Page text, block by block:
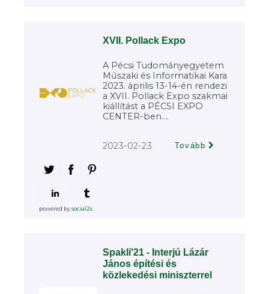
XVII. Pollack Expo
A Pécsi Tudományegyetem
Műszaki és Informatikai Kara
2023. április 13-14-én rendezi
a XVII. Pollack Expo szakmai
kiállítást a PÉCSI EXPO
CENTER-ben....
2023-02-23 Tovább
powered bysocial2s
Spakli'21 - Interjú Lázár
János építési és
közlekedési miniszterrel